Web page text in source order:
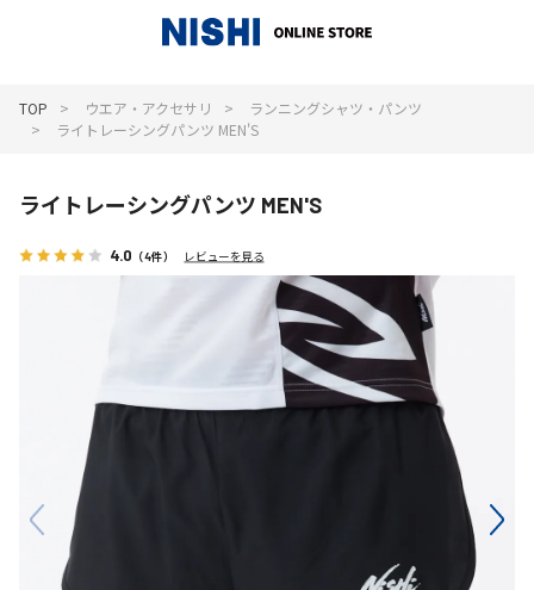
TOP ウエア・アクセサリ
ランニングシャツ・パンツ
ライトレーシングパンツ MEN'S
ライトレーシングパンツ MEN'S
4.0 （4件） レビューを見る